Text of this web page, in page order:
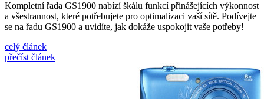
Kompletní řada GS1900 nabízí škálu funkcí přinášejících výkonnost
a všestrannost, které potřebujete pro optimalizaci vaší sítě. Podívejte
se na řadu GS1900 a uvidíte, jak dokáže uspokojit vaše potřeby!
celý článek
přečíst článek